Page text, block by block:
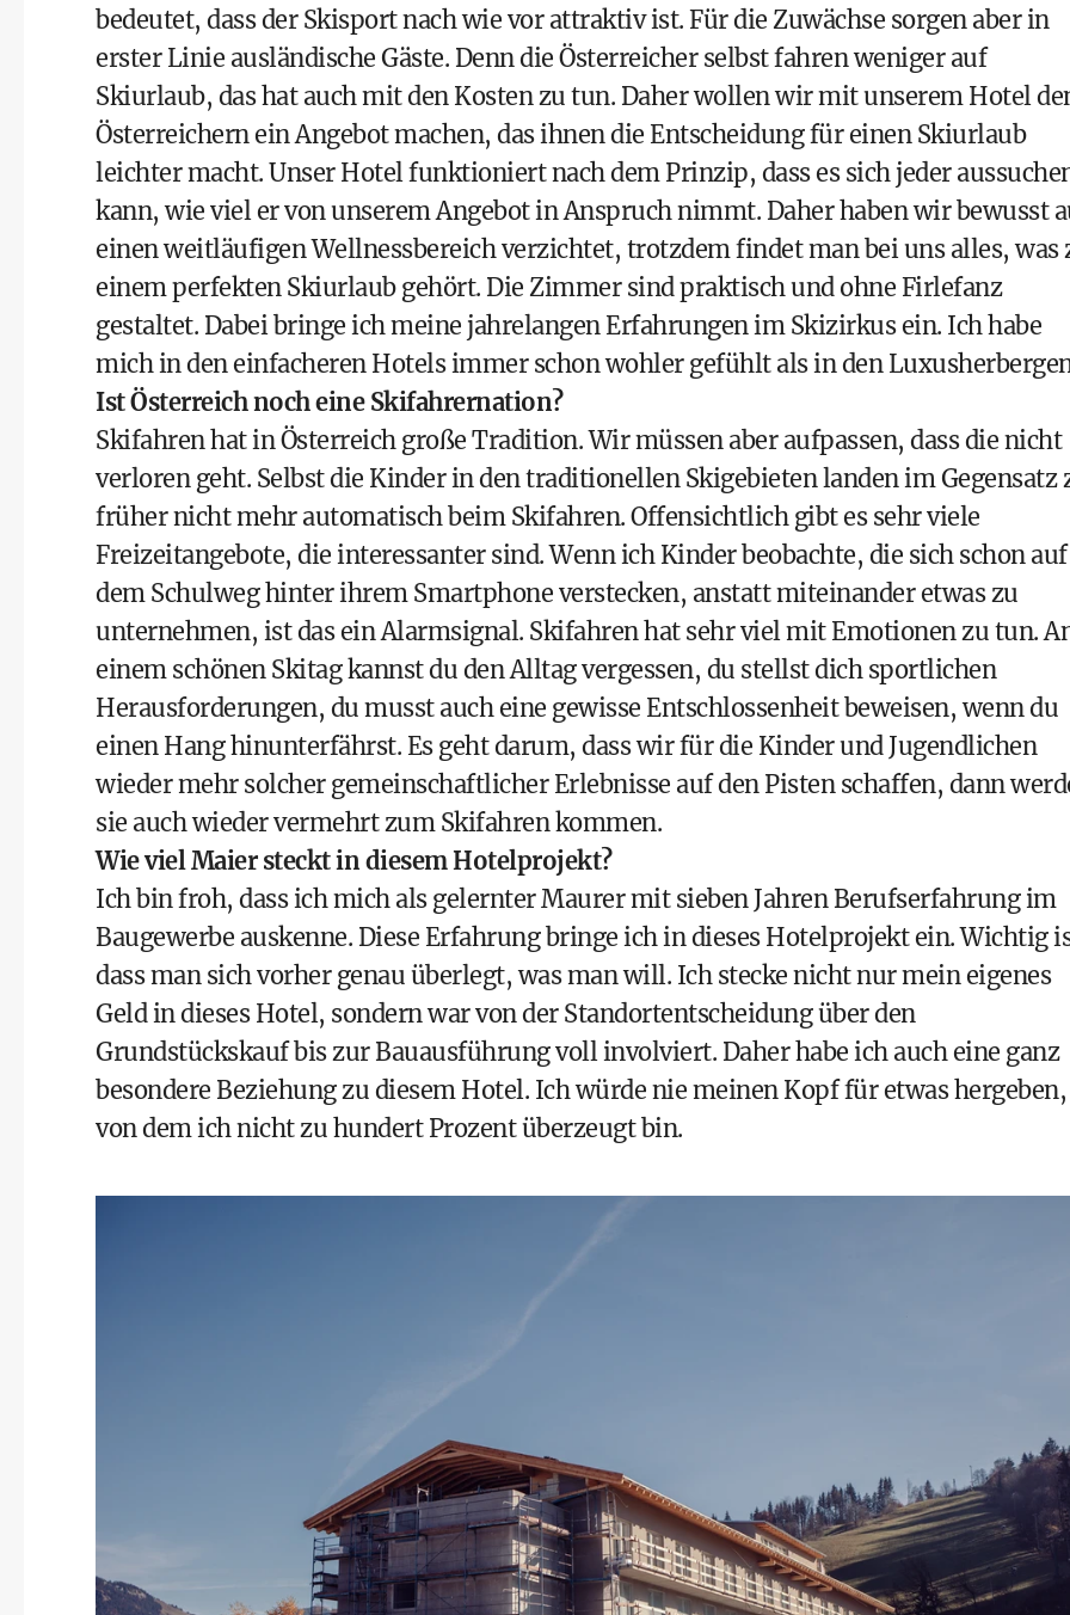
bedeutet, dass der Skisport nach wie vor attraktiv ist. Für die Zuwächse sorgen aber in
erster Linie ausländische Gäste. Denn die Österreicher selbst fahren weniger auf
Skiurlaub, das hat auch mit den Kosten zu tun. Daher wollen wir mit unserem Hotel
Österreichern ein Angebot machen, das ihnen die Entscheidung für einen Skiurlaub
leichter macht. Unser Hotel funktioniert nach dem Prinzip, dass es sich jeder
kann, wie viel er von unserem Angebot in Anspruch nimmt. Daher haben wir bewusst
einen weitläufigen Wellnessbereich verzichtet, trotzdem findet man bei uns alles, was
einem perfekten Skiurlaub gehört. Die Zimmer sind praktisch und ohne Firlefanz
gestaltet. Dabei bringe ich meine jahrelangen Erfahrungen im Skizirkus ein. Ich habe
mich in den einfacheren Hotels immer schon wohler gefühlt als in den
Ist Österreich noch eine Skifahrernation?
Skifahren hat in Österreich große Tradition. Wir müssen aber aufpassen, dass die nicht
verloren geht. Selbst die Kinder in den traditionellen Skigebieten landen im Gegensatz
früher nicht mehr automatisch beim Skifahren. Offensichtlich gibt es sehr viele
Freizeitangebote, die interessanter sind. Wenn ich Kinder beobachte, die sich schon auf
dem Schulweg hinter ihrem Smartphone verstecken, anstatt miteinander etwas zu
unternehmen, ist das ein Alarmsignal. Skifahren hat sehr viel mit Emotionen zu tun.
einem schönen Skitag kannst du den Alltag vergessen, du stellst dich sportlichen
Herausforderungen, du musst auch eine gewisse Entschlossenheit beweisen, wenn du
einen Hang hinunterfährst. Es geht darum, dass wir für die Kinder und Jugendlichen
wieder mehr solcher gemeinschaftlicher Erlebnisse auf den Pisten schaffen, dann
sie auch wieder vermehrt zum Skifahren kommen.
Wie viel Maier steckt in diesem Hotelprojekt?
Ich bin froh, dass ich mich als gelernter Maurer mit sieben Jahren Berufserfahrung im
Baugewerbe auskenne. Diese Erfahrung bringe ich in dieses Hotelprojekt ein. Wichtig
dass man sich vorher genau überlegt, was man will. Ich stecke nicht nur mein eigenes
Geld in dieses Hotel, sondern war von der Standortentscheidung über den
Grundstückskauf bis zur Bauausführung voll involviert. Daher habe ich auch eine ganz
besondere Beziehung zu diesem Hotel. Ich würde nie meinen Kopf für etwas hergeben,
von dem ich nicht zu hundert Prozent überzeugt bin.